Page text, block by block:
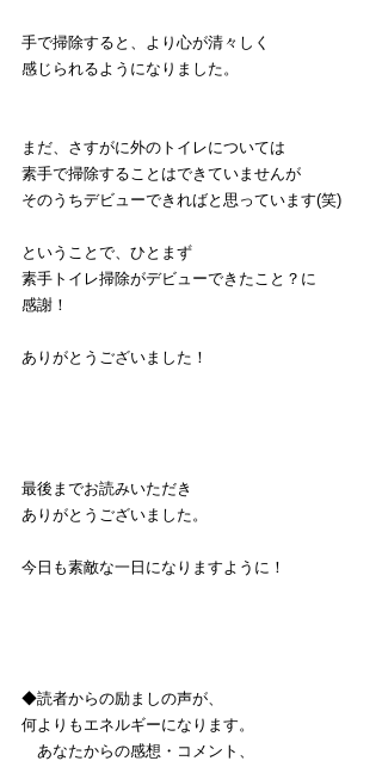
手で掃除すると、より心が清々しく
感じられるようになりました。
まだ、さすがに外のトイレについては
素手で掃除することはできていませんが
そのうちデビューできればと思っています(笑)
ということで、ひとまず
素手トイレ掃除がデビューできたこと？に
感謝！
ありがとうございました！
最後までお読みいただき
ありがとうございました。
今日も素敵な一日になりますように！
◆読者からの励ましの声が、
何よりもエネルギーになります。
あなたからの感想・コメント、